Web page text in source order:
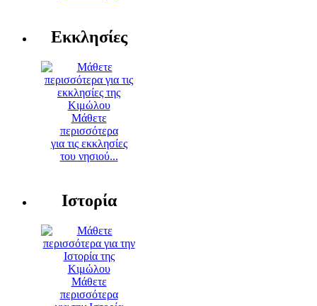
Εκκλησίες
Μάθετε
περισσότερα
για τις εκκλησίες
του νησιού...
Ιστορία
Μάθετε
περισσότερα